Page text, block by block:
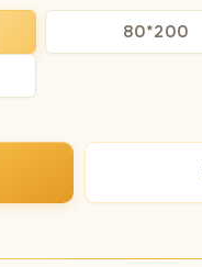
80*200